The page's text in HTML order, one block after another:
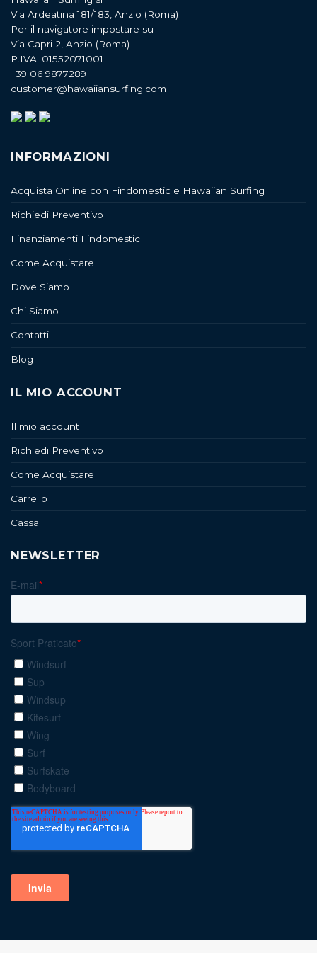
Via Ardeatina 181/183, Anzio (Roma)
Per il navigatore impostare su
Via Capri 2, Anzio (Roma)
P.IVA: 01552071001
+39 06 9877289
customer@hawaiiansurfing.com
INFORMAZIONI
Acquista Online con Findomestic e Hawaiian Surfing
Richiedi Preventivo
Finanziamenti Findomestic
Come Acquistare
Dove Siamo
Chi Siamo
Contatti
Blog
IL MIO ACCOUNT
Il mio account
Richiedi Preventivo
Come Acquistare
Carrello
Cassa
NEWSLETTER